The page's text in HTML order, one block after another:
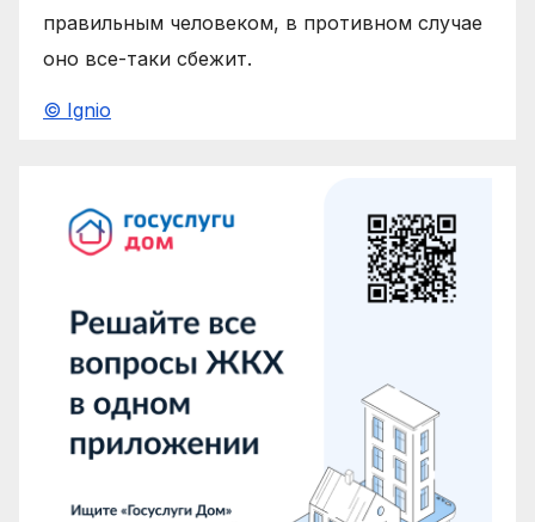
правильным человеком, в противном случае
оно все-таки сбежит.
© Ignio